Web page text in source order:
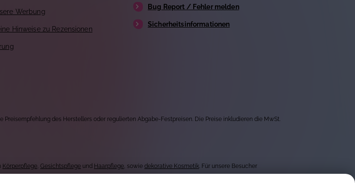
Werbung
Hinweise zu Rezensionen
Bug Report / Fehler melden
Sicherheitsinformationen
des Herstellers oder regulierten Abgabe-Festpreisen. Die Preise inkludieren die MwSt.
Körperpflege Gesichtspflege und Haarpflege , sowie dekorative Kosmetik . Für unsere Besucher